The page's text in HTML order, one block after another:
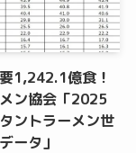
1,242.1億食！
ン協会「2025
ントラーメン世
ータ」